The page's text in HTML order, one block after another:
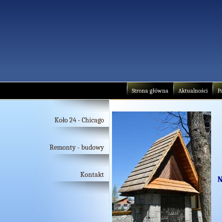
Strona główna Aktualności
Koło 24 - Chicago
Remonty - budowy
Kontakt